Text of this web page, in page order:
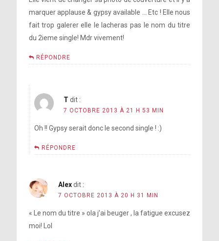
marquer applause & gypsy available … Etc ! Elle nous
fait trop galerer elle le lacheras pas le nom du titre
du 2ieme single! Mdr vivement!
RÉPONDRE
T dit :
7 OCTOBRE 2013 À 21 H 53 MIN
Oh !! Gypsy serait donc le second single ! :)
RÉPONDRE
Alex dit :
7 OCTOBRE 2013 À 20 H 31 MIN
« Le nom du titre » ola j’ai beuger , la fatigue excusez
moi! Lol